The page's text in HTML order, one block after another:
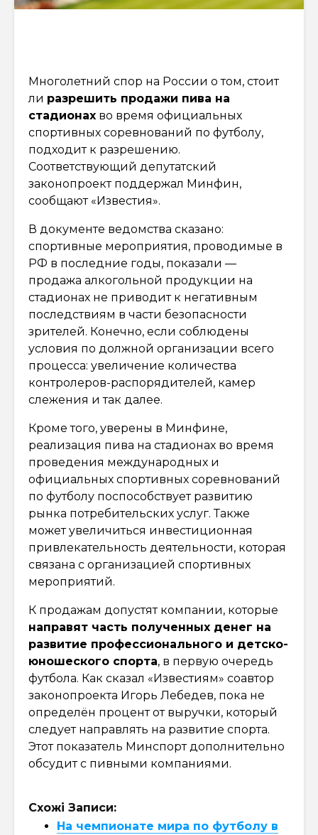
Многолетний спор на России о том, стоит
ли разрешить продажи пива на
стадионах во время официальных
спортивных соревнований по футболу,
подходит к разрешению.
Соответствующий депутатский
законопроект поддержал Минфин,
сообщают «Известия».
В документе ведомства сказано:
спортивные мероприятия, проводимые в
РФ в последние годы, показали —
продажа алкогольной продукции на
стадионах не приводит к негативным
последствиям в части безопасности
зрителей. Конечно, если соблюдены
условия по должной организации всего
процесса: увеличение количества
контролеров-распорядителей, камер
слежения и так далее.
Кроме того, уверены в Минфине,
реализация пива на стадионах во время
проведения международных и
официальных спортивных соревнований
по футболу поспособствует развитию
рынка потребительских услуг. Также
может увеличиться инвестиционная
привлекательность деятельности, которая
связана с организацией спортивных
мероприятий.
К продажам допустят компании, которые
направят часть полученных денег на
развитие профессионального и детско-
юношеского спорта, в первую очередь
футбола. Как сказал «Известиям» соавтор
законопроекта Игорь Лебедев, пока не
определён процент от выручки, который
следует направлять на развитие спорта.
Этот показатель Минспорт дополнительно
обсудит с пивными компаниями.
Схожі Записи:
На чемпионате мира по футболу в